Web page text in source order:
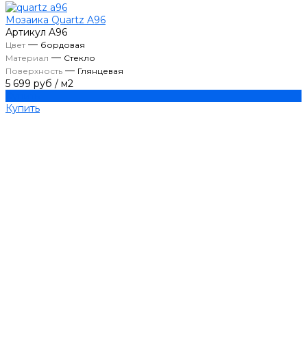
Мозаика Quartz A96
Артикул A96
Цвет— бордовая
Материал — Стекло
Поверхность — Глянцевая
5 699 руб / м2
Купить